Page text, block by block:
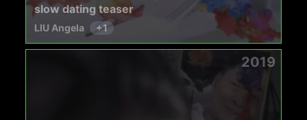
slow dating teaser
LIU Angela +1
2019